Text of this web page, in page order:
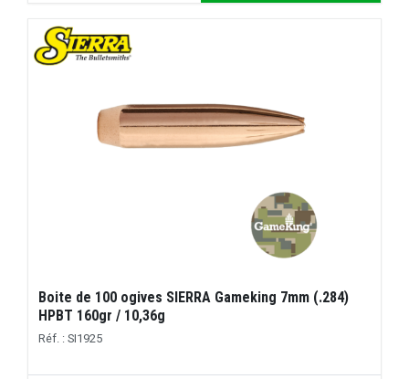
Boite de 100 ogives SIERRA Gameking 7mm (.284)
HPBT 160gr / 10,36g
Réf. : SI1925